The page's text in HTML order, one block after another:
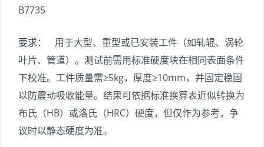
B7735
要求：
用于大型、重型或已安装工件（如轧辊、涡轮
叶片、管道）。测试前需用标准硬度块在相同表面条件
下校准。工件质量需≥5kg，厚度≥10mm，并固定稳固
以防震动吸收能量。结果可依据标准换算表近似转换为
布氏（HB）或洛氏（HRC）硬度，但仅作为参考，争
议时以静态硬度为准。